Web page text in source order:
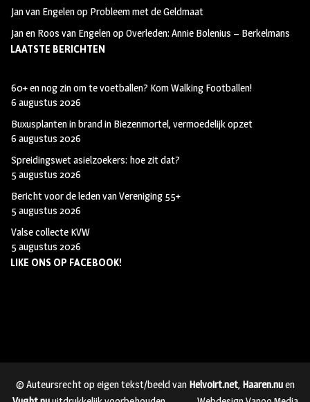
kr
a
e
r
Jan van Engelenop Probleem met de Geldmaat
Jan en Roos van EngelenopOverleden: Annie Bolenius – Berkelmans
LAATSTE BERICHTEN
60+ en nog zin om te voetballen? Kom Walking Footballen!
6 augustus 2026
Buxusplanten in brand in Biezenmortel, vermoedelijk opzet
6 augustus 2026
Spreidingswet asielzoekers: hoe zit dat?
5 augustus 2026
Bericht voor de leden van Vereniging 55+
5 augustus 2026
Valse collecte KVW
5 augustus 2026
LIKE ONS OP FACEBOOK!
© Auteursrecht op eigen tekst/beeld van Helvoirt.net, Haaren.nuen